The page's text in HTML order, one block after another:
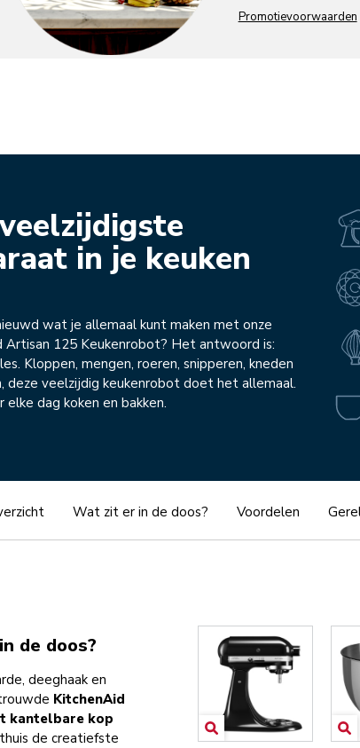
Promotievoorwaarden
in je keuken
wat je allemaal kunt maken met onze
Artisan 125 Keukenrobot? Het antwoord is:
Kloppen, mengen, roeren, snipperen, kneden
deze veelzijdig keukenrobot doet het allemaal.
elke dag koken en bakken.
Wat zit er in de doos? Voordelen
de doos?
deeghaak en
KitchenAid
kantelbare kop
de creatiefste